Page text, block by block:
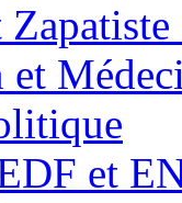
et